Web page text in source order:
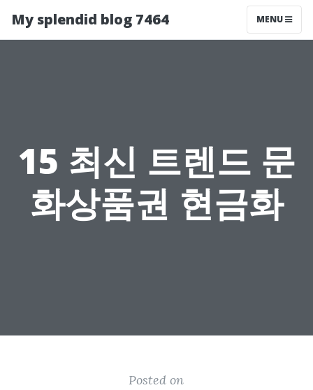
My splendid blog 7464 MENU
15 최신 트렌드 문
화상품권 현금화
Posted on